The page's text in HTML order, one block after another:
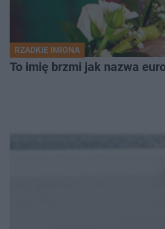
RZADKIE IMIONA
To imię brzmi jak nazwa